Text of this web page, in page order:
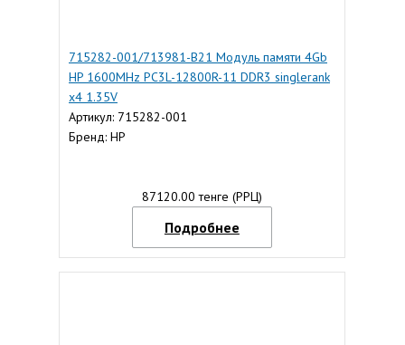
715282-001/713981-B21 Модуль памяти 4Gb
HP 1600MHz PC3L-12800R-11 DDR3 singlerank
x4 1.35V
Артикул: 715282-001
Бренд: HP
87120.00 тенге (РРЦ)
Подробнее